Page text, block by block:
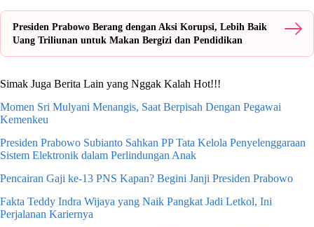
Presiden Prabowo Berang dengan Aksi Korupsi, Lebih Baik
Uang Triliunan untuk Makan Bergizi dan Pendidikan
Simak Juga Berita Lain yang Nggak Kalah Hot!!!
Momen Sri Mulyani Menangis, Saat Berpisah Dengan Pegawai
Kemenkeu
Presiden Prabowo Subianto Sahkan PP Tata Kelola Penyelenggaraan
Sistem Elektronik dalam Perlindungan Anak
Pencairan Gaji ke-13 PNS Kapan? Begini Janji Presiden Prabowo
Fakta Teddy Indra Wijaya yang Naik Pangkat Jadi Letkol, Ini
Perjalanan Kariernya